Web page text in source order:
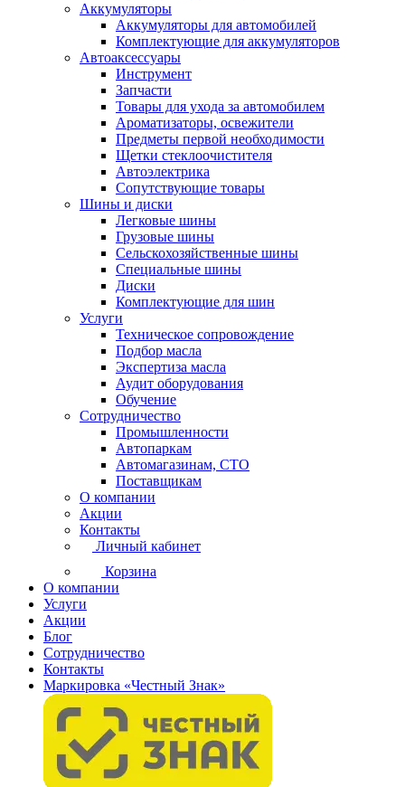
Аккумуляторы
Аккумуляторы для автомобилей
Комплектующие для аккумуляторов
Автоаксессуары
Инструмент
Запчасти
Товары для ухода за автомобилем
Ароматизаторы, освежители
Предметы первой необходимости
Щетки стеклоочистителя
Автоэлектрика
Сопутствующие товары
Шины и диски
Легковые шины
Грузовые шины
Сельскохозяйственные шины
Специальные шины
Диски
Комплектующие для шин
Услуги
Техническое сопровождение
Подбор масла
Экспертиза масла
Аудит оборудования
Обучение
Сотрудничество
Промышленности
Автопаркам
Автомагазинам, СТО
Поставщикам
О компании
Акции
Контакты
Личный кабинет
Корзина
О компании
Услуги
Акции
Блог
Сотрудничество
Контакты
Маркировка «Честный Знак»